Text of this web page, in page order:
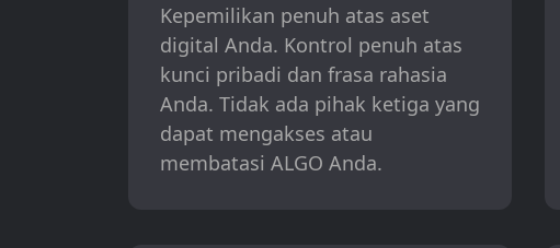
Kepemilikan penuh atas aset
digital Anda. Kontrol penuh atas
kunci pribadi dan frasa rahasia
Anda. Tidak ada pihak ketiga yang
dapat mengakses atau
membatasi ALGO Anda.